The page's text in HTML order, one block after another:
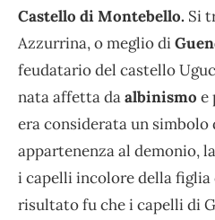
Castello di Montebello. Si
Azzurrina, o meglio di
feudatario del castello
nata affetta daalbinismo e
era considerata un simbolo
appartenenza al demonio,
i capelli incolore della figlia
risultato fu che i capelli di